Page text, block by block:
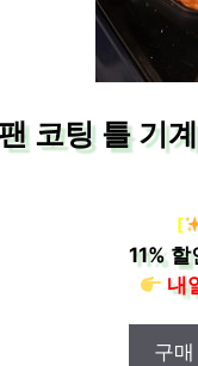
코팅 틀 기
[
11%할
내
구